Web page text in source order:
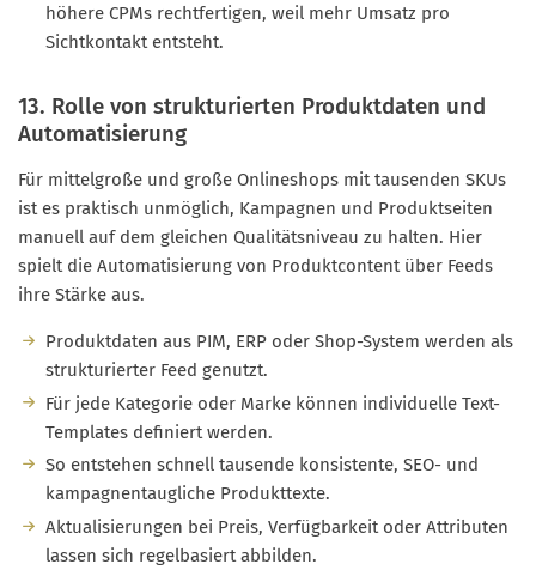
höhere CPMs rechtfertigen, weil mehr Umsatz pro
Sichtkontakt entsteht.
13. Rolle von strukturierten Produktdaten und
Automatisierung
Für mittelgroße und große Onlineshops mit tausenden SKUs
ist es praktisch unmöglich, Kampagnen und Produktseiten
manuell auf dem gleichen Qualitätsniveau zu halten. Hier
spielt die Automatisierung von Produktcontent über Feeds
ihre Stärke aus.
Produktdaten aus PIM, ERP oder Shop-System werden als
strukturierter Feed genutzt.
Für jede Kategorie oder Marke können individuelle Text-
Templates definiert werden.
So entstehen schnell tausende konsistente, SEO- und
kampagnentaugliche Produkttexte.
Aktualisierungen bei Preis, Verfügbarkeit oder Attributen
lassen sich regelbasiert abbilden.